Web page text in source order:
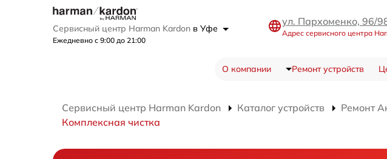
Сервисный центр Harman Kardon в Уфе
Ежедневно с 9:00 до 21:00
ул. Пархоменко, 96/
Адрес сервисного центра
О компании Ремонт устройств
Сервисный центр Harman Kardon Каталог устройств Ремонт
Комплексная чистка